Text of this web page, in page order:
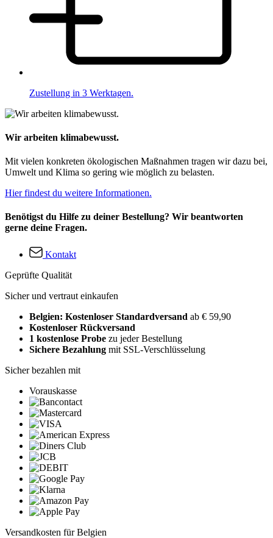
Zustellung in 3 Werktagen.
Wir arbeiten klimabewusst.
Mit vielen konkreten ökologischen Maßnahmen tragen wir dazu bei,
Umwelt und Klima so gering wie möglich zu belasten.
Hier findest du weitere Informationen.
Benötigst du Hilfe zu deiner Bestellung? Wir beantworten
gerne deine Fragen.
Kontakt
Geprüfte Qualität
Sicher und vertraut einkaufen
Belgien: Kostenloser Standardversand ab € 59,90
Kostenloser Rückversand
1 kostenlose Probe zu jeder Bestellung
Sichere Bezahlung mit SSL-Verschlüsselung
Sicher bezahlen mit
Vorauskasse
Versandkosten für Belgien